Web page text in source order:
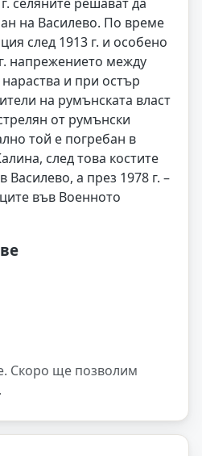
на Василево. По време
след 1913 г. и особено
напрежението между
и при остър
на румънската власт
от румънски
той е погребан в
след това костите
Василево, а през 1978 г. –
във Военното
Скоро ще позволим